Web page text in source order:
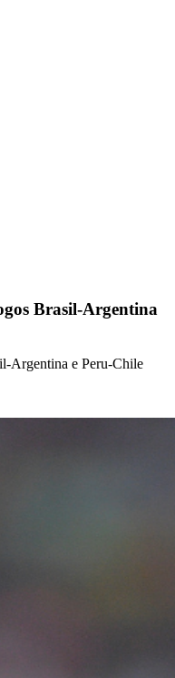
Brasil-Argentina
Argentina e Peru-Chile